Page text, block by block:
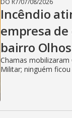
DO R7/07/08/2026
Incêndio
empresa
bairro
Chamas
Militar; ninguém